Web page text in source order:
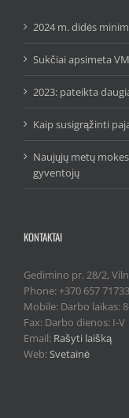
2024 m. didės
Sukčiai apsimeta
2023: pateikta
Kaip susigrąžinti
Naujųjų metų
gyventojų
KONTAKTAI
Gedimino pr. 28/2,
Phone: +370 657 71733
Mobile: Darbo laikas:
Fax: Darbo dienos: I-V
Email: Rašyti laišką
Web:Svetainė